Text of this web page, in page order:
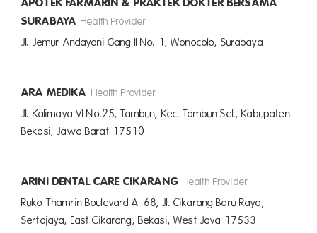
SURABAYA Health Provider
Jl. Jemur Andayani Gang II No. 1, Wonocolo, Surabaya
ARA MEDIKA Health Provider
Jl. Kalimaya VI No.25, Tambun, Kec. Tambun Sel., Kabupaten
Bekasi, Jawa Barat 17510
ARINI DENTAL CARE CIKARANG Health Provider
Ruko Thamrin Boulevard A-68, Jl. Cikarang Baru Raya,
Sertajaya, East Cikarang, Bekasi, West Java 17533